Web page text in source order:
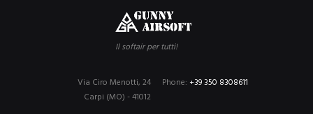
Il softair per tutti!
Phone: +39 350 8308611
Via Ciro Menotti, 24
Carpi (MO) - 41012